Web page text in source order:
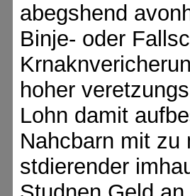
abegshend
Binje- oder
hoher
Lohn damit
Nahcbarn mit zu
stdierender